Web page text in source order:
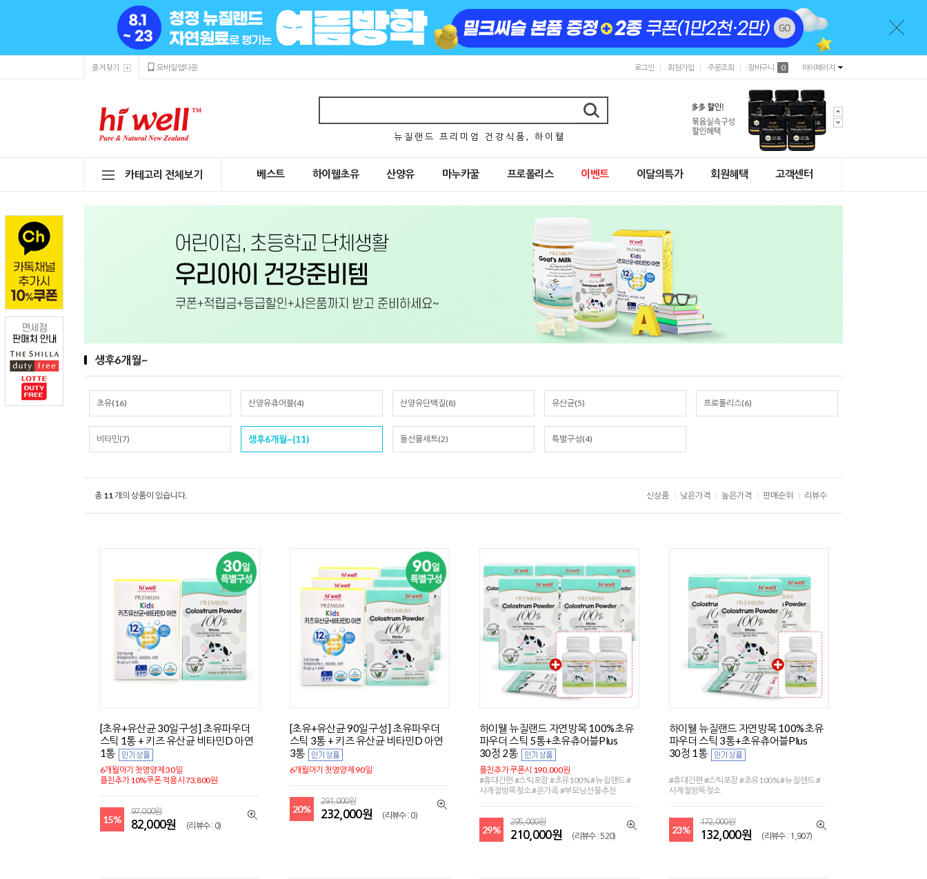
즐겨찾기 모바일앱다운 로그인 회원가입 주문조회 장바구니 0 마이페이지
뉴 질 랜 드 프 리 미 엄 건 강 식 품 , 하 이 웰
카테고리 전체보기 베스트 하이웰초유 산양유 마누카꿀 프로폴리스 이벤트 이달의특가 회원혜택 고객센터
생후6개월~
초유(16) 산양유츄어블(4) 산양유단백질(8) 유산균(5) 프로폴리스(6)
비타민(7) 생후6개월~(11) 돌선물세트(2) 특별구성(4)
총 11 개의 상품이 있습니다. 신상품 낮은가격 높은가격 판매순위 리뷰수
[초유+유산균 30일구성] 초유파우더
스틱 1통 + 키즈 유산균 비타민D 아연
1통
6개월아기 첫영양제 30일
플친추가 10%쿠폰 적용시 73,800원
15%
97,000원
82,000원 (리뷰수 : 0)
[초유+유산균 90일구성] 초유파우더
스틱 3통 + 키즈 유산균 비타민D 아연
3통
6개월아기 첫영양제 90일
20%
291,000원
232,000원 (리뷰수 : 0)
하이웰 뉴질랜드 자연방목 100%초유
파우더 스틱 5통+초유츄어블Plus
30정 2통
플친추가 쿠폰시 190,000원
#휴대간편 #스틱포장 #초유100% #뉴질랜드 #
사계절방목젖소 #온가족 #부모님선물추천
29%
295,000원
210,000원 (리뷰수 : 520)
하이웰 뉴질랜드 자연방목 100%초유
파우더 스틱 3통+초유츄어블Plus
30정 1통
#휴대간편 #스틱포장 #초유100% #뉴질랜드 #
사계절방목젖소
23%
172,000원
132,000원 (리뷰수 : 1,907)